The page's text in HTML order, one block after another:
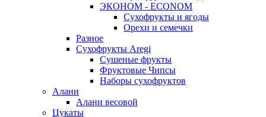
ЭКОНОМ - ECONOM
Сухофрукты и ягоды
Орехи и семечки
Разное
Сухофрукты Aregi
Сушеные фрукты
Фруктовые Чипсы
Наборы сухофруктов
Алани
Алани весовой
Цукаты